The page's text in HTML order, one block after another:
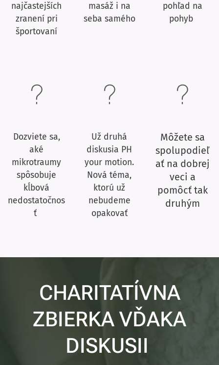
najčastejších
zranení pri
športovaní
masáž i na
seba samého
pohľad na
pohyb
Dozviete sa,
aké
mikrotraumy
spôsobuje
kĺbová
nedostatočnos
ť
Už druhá
diskusia PH
your motion.
Nová téma,
ktorú už
nebudeme
opakovať
Môžete sa
spolupodieľ
ať na dobrej
veci a
pomôcť tak
druhým
CHARITATÍVNA
ZBIERKA VĎAKA
DISKUSII